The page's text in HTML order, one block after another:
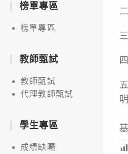
榜單專區
榜單專區
教師甄試
教師甄試
代理教師甄試
學生專區
成績缺曠